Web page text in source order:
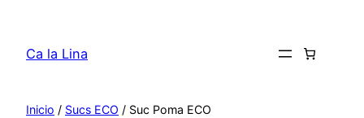
contenido
Ca la Lina
Inicio / Sucs ECO / Suc Poma ECO